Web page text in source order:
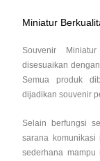
Miniatur
Souvenir
disesuaikan
Semua produk
dijadikan souvenir
Selain berfungsi
sarana
sederhana mampu